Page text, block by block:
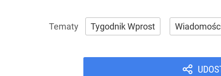
Tygodnik Wprost